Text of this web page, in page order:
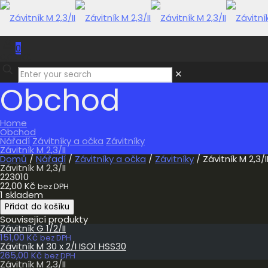
0
0,00 Kč
✕
Obchod
Home
Obchod
Nářadí Závitníky a očka Závitníky
Závitník M 2,3/II
Domů / Nářadí / Závitníky a očka / Závitníky / Závitník M 2,3/II
Závitník M 2,3/II
223010
22,00 Kč bez DPH
1 skladem
Závitník
M
2,3/II
množství
Přidat do košíku
Související produkty
Závitník G 1/2/II
151,00 Kč bez DPH
Závitník M 30 x 2/I ISO1 HSS30
265,00 Kč bez DPH
Závitník M 2,3/II